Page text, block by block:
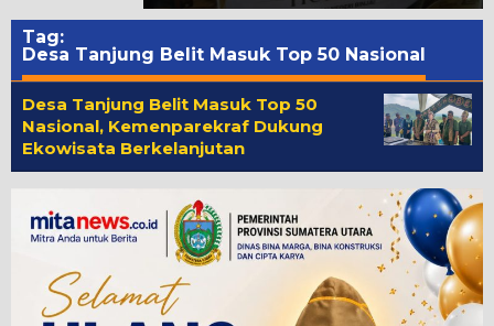
Tag:
Desa Tanjung Belit Masuk Top 50 Nasional
Desa Tanjung Belit Masuk Top 50
Nasional, Kemenparekraf Dukung
Ekowisata Berkelanjutan